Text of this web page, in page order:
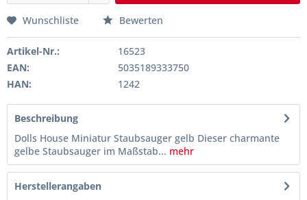
Wunschliste Bewerten
Artikel-Nr.:
16523
EAN:
5035189333750
HAN:
1242
Beschreibung
Dolls House Miniatur Staubsauger gelb Dieser charmante
gelbe Staubsauger im Maßstab... mehr
Herstellerangaben